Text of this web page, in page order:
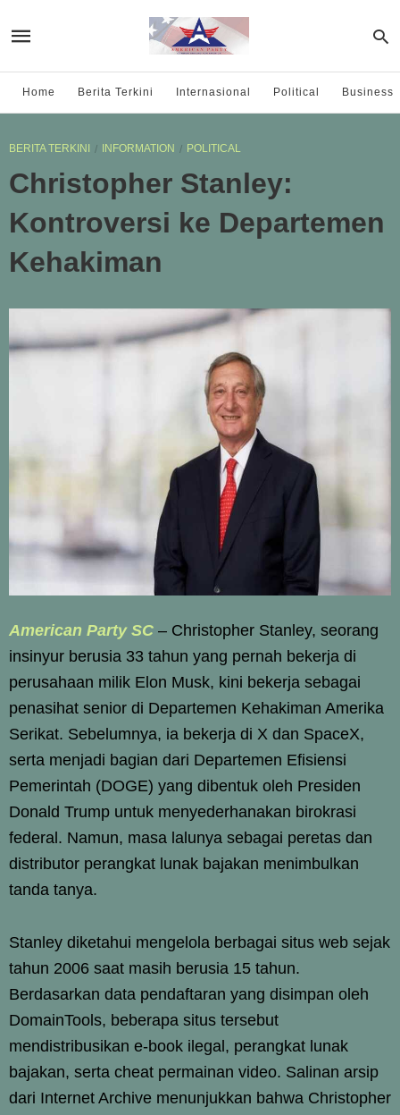
Home Berita Terkini Internasional Political Business
BERITA TERKINI INFORMATION POLITICAL
Christopher Stanley:
Kontroversi ke Departemen
Kehakiman
American Party SC – Christopher Stanley, seorang
insinyur berusia 33 tahun yang pernah bekerja di
perusahaan milik Elon Musk, kini bekerja sebagai
penasihat senior di Departemen Kehakiman Amerika
Serikat. Sebelumnya, ia bekerja di X dan SpaceX,
serta menjadi bagian dari Departemen Efisiensi
Pemerintah (DOGE) yang dibentuk oleh Presiden
Donald Trump untuk menyederhanakan birokrasi
federal. Namun, masa lalunya sebagai peretas dan
distributor perangkat lunak bajakan menimbulkan
tanda tanya.
Stanley diketahui mengelola berbagai situs web sejak
tahun 2006 saat masih berusia 15 tahun.
Berdasarkan data pendaftaran yang disimpan oleh
DomainTools, beberapa situs tersebut
mendistribusikan e-book ilegal, perangkat lunak
bajakan, serta cheat permainan video. Salinan arsip
dari Internet Archive menunjukkan bahwa Christopher